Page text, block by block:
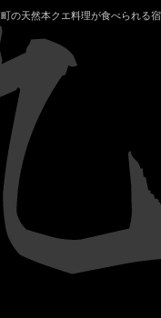
の天然本クエ料理が食べられる宿